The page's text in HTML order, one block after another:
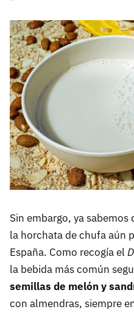
Sin embargo, ya
la horchata de chufa aún
España. Como recogía el
la bebida más común
semillas de melón y
con almendras, siempre